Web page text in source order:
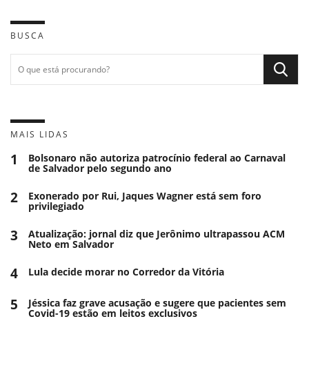
BUSCA
MAIS LIDAS
1 Bolsonaro não autoriza patrocínio federal ao Carnaval
de Salvador pelo segundo ano
2 Exonerado por Rui, Jaques Wagner está sem foro
privilegiado
3 Atualização: jornal diz que Jerônimo ultrapassou ACM
Neto em Salvador
4 Lula decide morar no Corredor da Vitória
5 Jéssica faz grave acusação e sugere que pacientes sem
Covid-19 estão em leitos exclusivos